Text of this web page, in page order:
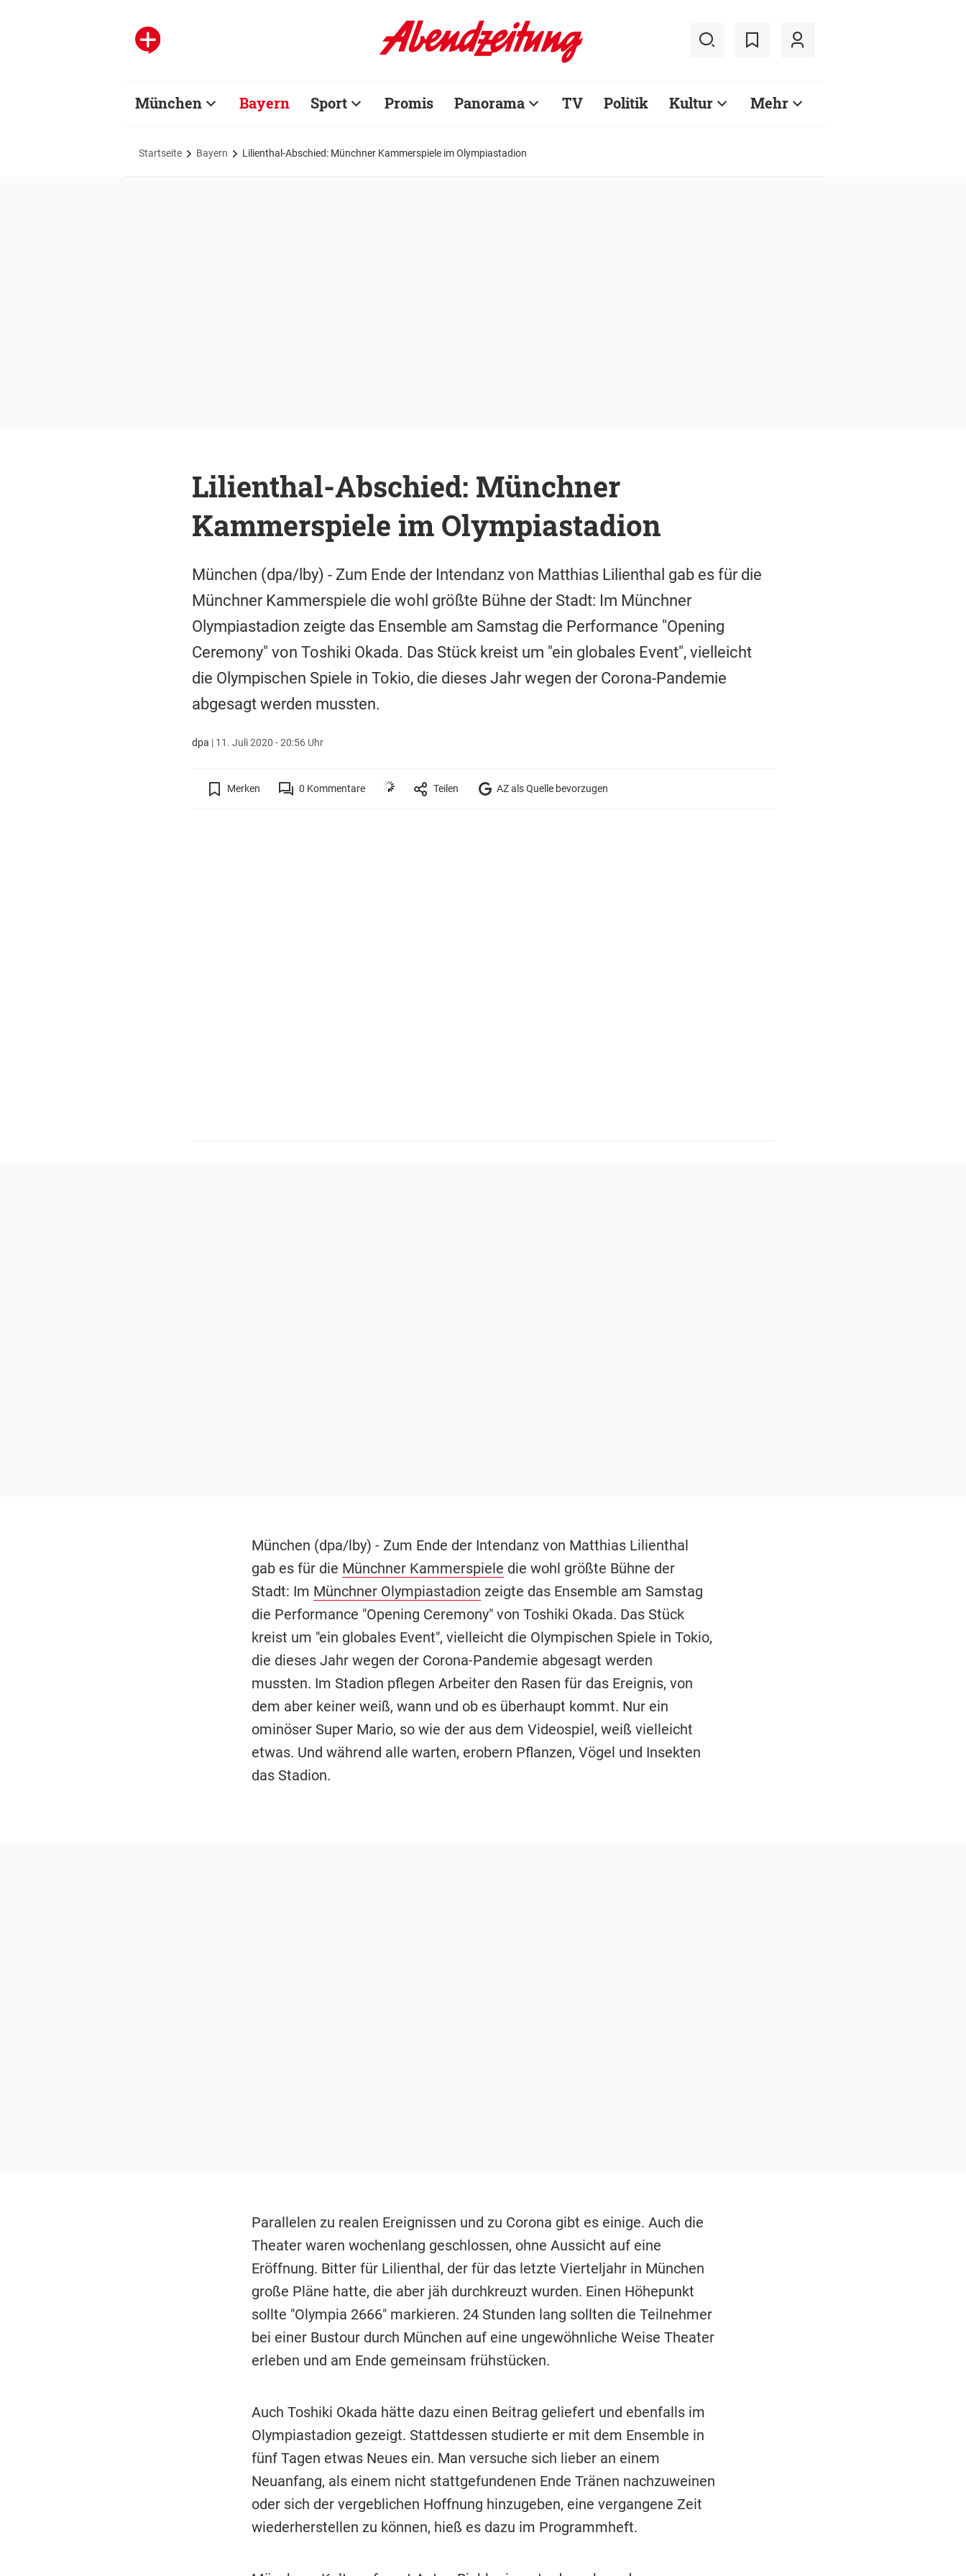
München Bayern Sport Promis Panorama TV Politik Kultur Mehr
Startseite Bayern Lilienthal-Abschied: Münchner Kammerspiele im Olympiastadion
Lilienthal-Abschied: Münchner
Kammerspiele im Olympiastadion
München (dpa/lby) - Zum Ende der Intendanz von Matthias Lilienthal gab es für die
Münchner Kammerspiele die wohl größte Bühne der Stadt: Im Münchner
Olympiastadion zeigte das Ensemble am Samstag die Performance "Opening
Ceremony" von Toshiki Okada. Das Stück kreist um "ein globales Event", vielleicht
die Olympischen Spiele in Tokio, die dieses Jahr wegen der Corona-Pandemie
abgesagt werden mussten.
dpa | 11. Juli 2020 - 20:56 Uhr
Merken 0 Kommentare Teilen AZ als Quelle bevorzugen
München (dpa/lby) - Zum Ende der Intendanz von Matthias Lilienthal
gab es für die Münchner Kammerspiele die wohl größte Bühne der
Stadt: Im Münchner Olympiastadion zeigte das Ensemble am Samstag
die Performance "Opening Ceremony" von Toshiki Okada. Das Stück
kreist um "ein globales Event", vielleicht die Olympischen Spiele in Tokio,
die dieses Jahr wegen der Corona-Pandemie abgesagt werden
mussten. Im Stadion pflegen Arbeiter den Rasen für das Ereignis, von
dem aber keiner weiß, wann und ob es überhaupt kommt. Nur ein
ominöser Super Mario, so wie der aus dem Videospiel, weiß vielleicht
etwas. Und während alle warten, erobern Pflanzen, Vögel und Insekten
das Stadion.
Parallelen zu realen Ereignissen und zu Corona gibt es einige. Auch die
Theater waren wochenlang geschlossen, ohne Aussicht auf eine
Eröffnung. Bitter für Lilienthal, der für das letzte Vierteljahr in München
große Pläne hatte, die aber jäh durchkreuzt wurden. Einen Höhepunkt
sollte "Olympia 2666" markieren. 24 Stunden lang sollten die Teilnehmer
bei einer Bustour durch München auf eine ungewöhnliche Weise Theater
erleben und am Ende gemeinsam frühstücken.
Auch Toshiki Okada hätte dazu einen Beitrag geliefert und ebenfalls im
Olympiastadion gezeigt. Stattdessen studierte er mit dem Ensemble in
fünf Tagen etwas Neues ein. Man versuche sich lieber an einem
Neuanfang, als einem nicht stattgefundenen Ende Tränen nachzuweinen
oder sich der vergeblichen Hoffnung hinzugeben, eine vergangene Zeit
wiederherstellen zu können, hieß es dazu im Programmheft.